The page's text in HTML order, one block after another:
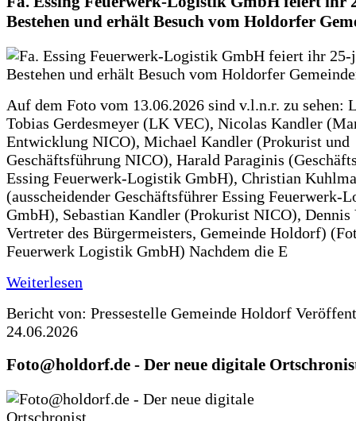
Bestehen und erhält Besuch vom Holdorfer
Auf dem Foto vom 13.06.2026 sind v.l.n.r. zu sehen:
Tobias Gerdesmeyer (LK VEC), Nicolas Kandler
Entwicklung NICO), Michael Kandler (Prokurist und
Geschäftsführung NICO), Harald Paraginis
Essing Feuerwerk-Logistik GmbH), Christian
(ausscheidender Geschäftsführer Essing Feuerwerk-
GmbH), Sebastian Kandler (Prokurist NICO),
Vertreter des Bürgermeisters, Gemeinde Holdorf)
Feuerwerk Logistik GmbH) Nachdem die E
Weiterlesen
Bericht von: Pressestelle Gemeinde Holdorf
24.06.2026
Foto@holdorf.de - Der neue digitale